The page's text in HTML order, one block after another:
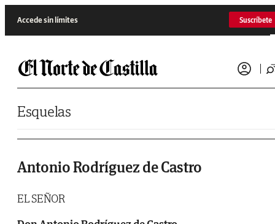
Accede sin límites Suscríbete
Esquelas
Antonio Rodríguez de Castro
EL SEÑOR